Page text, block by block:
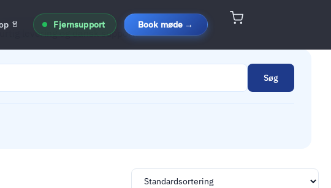
Fjernsupport Book møde →
levering og dansk support.
Søg